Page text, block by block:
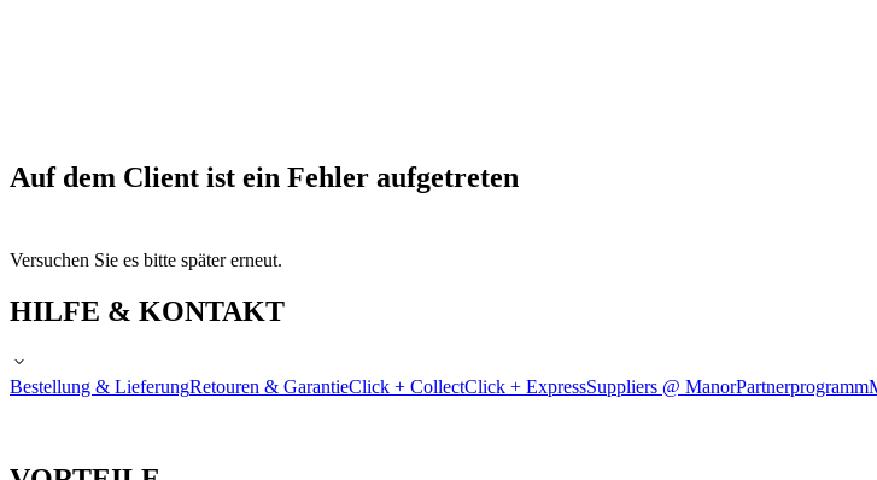
Auf dem Client ist ein Fehler aufgetreten
Versuchen Sie es bitte später erneut.
HILFE & KONTAKT
Bestellung & LieferungRetouren & GarantieClick + CollectClick + ExpressSuppliers @ ManorPartnerprogramm